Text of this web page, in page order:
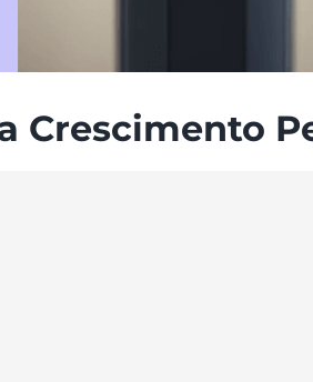
Crescimento